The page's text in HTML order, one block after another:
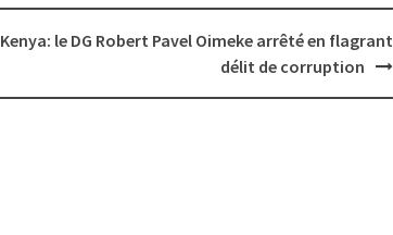
Kenya: le DG Robert Pavel Oimeke arrêté en flagrant
délit de corruption